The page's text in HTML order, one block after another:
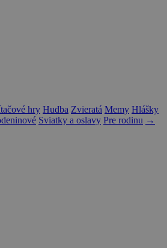
hry Hudba Zvieratá Memy Hlášky
Sviatky a oslavy Pre rodinu →